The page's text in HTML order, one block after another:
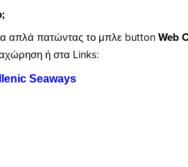
απλά πατώντας το μπλε buttonWeb
ή στα Links:
Seaways